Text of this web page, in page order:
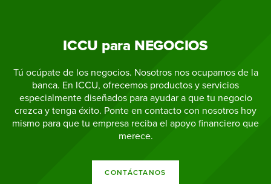
ICCU para NEGOCIOS
Tú ocúpate de los negocios. Nosotros nos ocupamos de la
banca. En ICCU, ofrecemos productos y servicios
especialmente diseñados para ayudar a que tu negocio
crezca y tenga éxito. Ponte en contacto con nosotros hoy
mismo para que tu empresa reciba el apoyo financiero que
merece.
CONTÁCTANOS